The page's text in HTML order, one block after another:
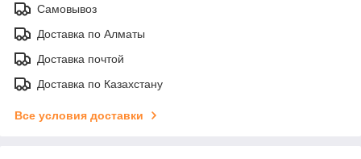
Самовывоз
Доставка по Алматы
Доставка почтой
Доставка по Казахстану
Все условия доставки